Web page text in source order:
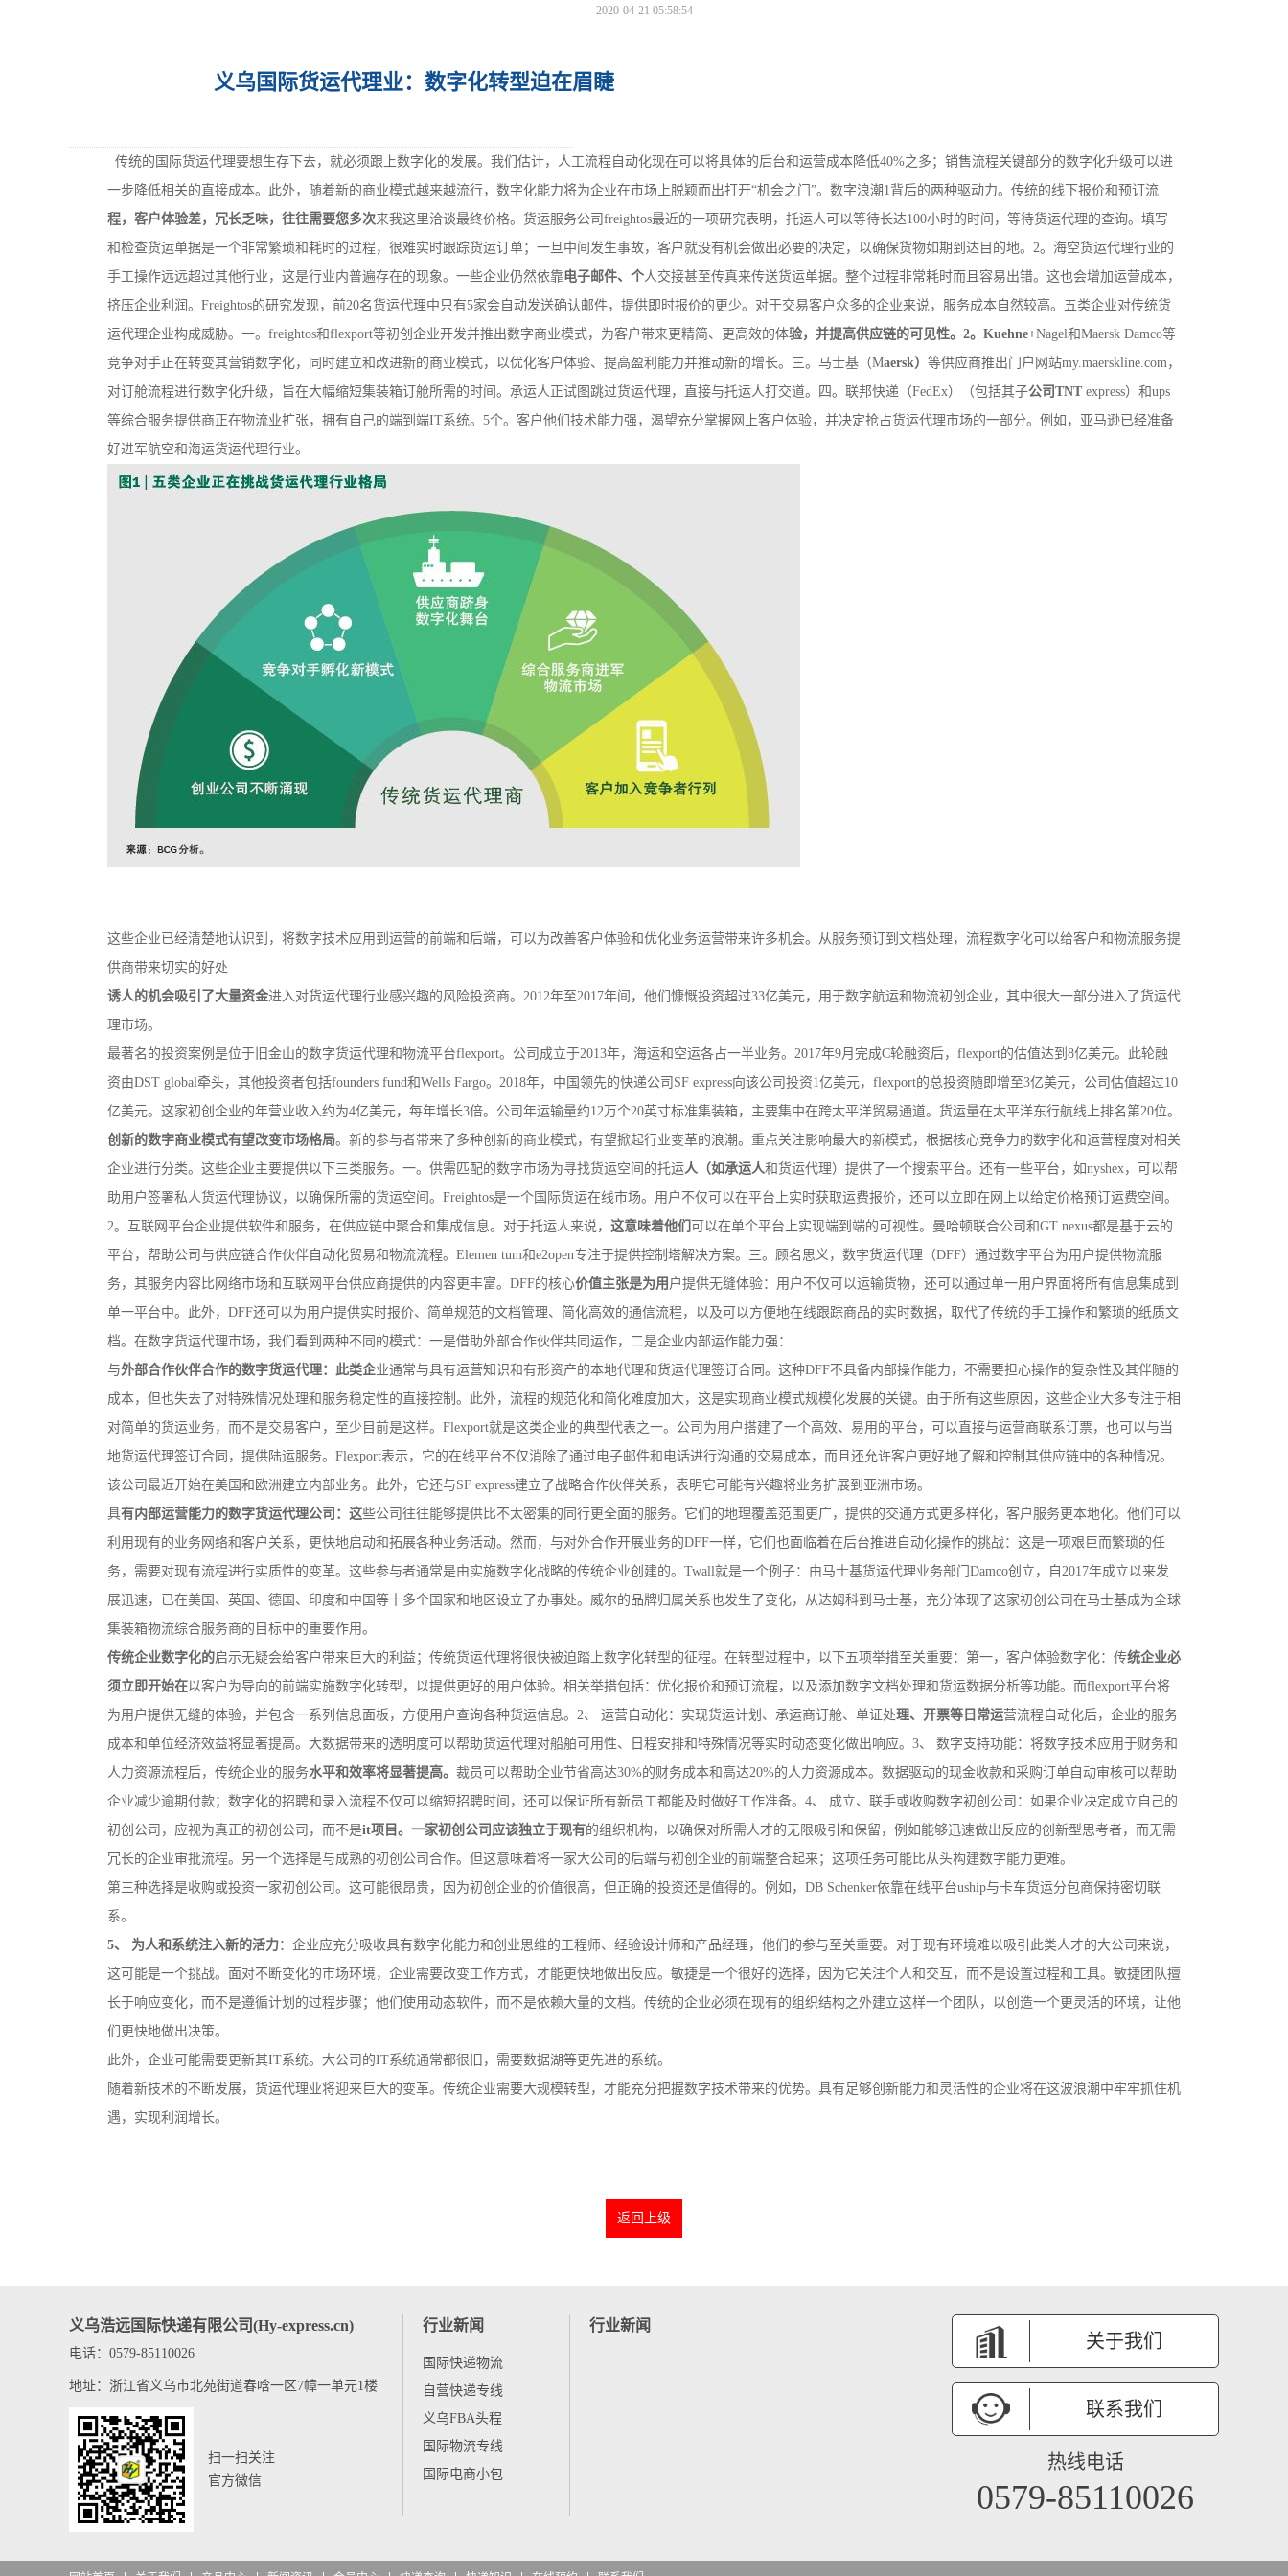
2020-04-21 05:58:54
义乌国际货运代理业：数字化转型迫在眉睫
传统的国际货运代理要想生存下去，就必须跟上数字化的发展。我们估计，人工流程自动化现在可以将具体的后台和运营成本降低40%之多；销售流程关键部分的数字化升级可以进
一步降低相关的直接成本。此外，随着新的商业模式越来越流行，数字化能力将为企业在市场上脱颖而出打开“机会之门”。数字浪潮1背后的两种驱动力。传统的线下报价和预订流
程，客户体验差，冗长乏味，往往需要您多次来我这里洽谈最终价格。货运服务公司freightos最近的一项研究表明，托运人可以等待长达100小时的时间，等待货运代理的查询。填写
和检查货运单据是一个非常繁琐和耗时的过程，很难实时跟踪货运订单；一旦中间发生事故，客户就没有机会做出必要的决定，以确保货物如期到达目的地。2。海空货运代理行业的
手工操作远远超过其他行业，这是行业内普遍存在的现象。一些企业仍然依靠电子邮件、个人交接甚至传真来传送货运单据。整个过程非常耗时而且容易出错。这也会增加运营成本，
挤压企业利润。Freightos的研究发现，前20名货运代理中只有5家会自动发送确认邮件，提供即时报价的更少。对于交易客户众多的企业来说，服务成本自然较高。五类企业对传统货
运代理企业构成威胁。一。freightos和flexport等初创企业开发并推出数字商业模式，为客户带来更精简、更高效的体验，并提高供应链的可见性。2。Kuehne+Nagel和Maersk Damco等
竞争对手正在转变其营销数字化，同时建立和改进新的商业模式，以优化客户体验、提高盈利能力并推动新的增长。三。马士基（Maersk） 等供应商推出门户网站my.maerskline.com，
对订舱流程进行数字化升级，旨在大幅缩短集装箱订舱所需的时间。承运人正试图跳过货运代理，直接与托运人打交道。四。联邦快递（FedEx）（包括其子公司TNT express）和ups
等综合服务提供商正在物流业扩张，拥有自己的端到端IT系统。5个。客户他们技术能力强，渴望充分掌握网上客户体验，并决定抢占货运代理市场的一部分。例如，亚马逊已经准备
好进军航空和海运货运代理行业。
这些企业已经清楚地认识到，将数字技术应用到运营的前端和后端，可以为改善客户体验和优化业务运营带来许多机会。从服务预订到文档处理，流程数字化可以给客户和物流服务提
供商带来切实的好处
诱人的机会吸引了大量资金进入对货运代理行业感兴趣的风险投资商。2012年至2017年间，他们慷慨投资超过33亿美元，用于数字航运和物流初创企业，其中很大一部分进入了货运代
理市场。
最著名的投资案例是位于旧金山的数字货运代理和物流平台flexport。公司成立于2013年，海运和空运各占一半业务。2017年9月完成C轮融资后，flexport的估值达到8亿美元。此轮融
资由DST global牵头，其他投资者包括founders fund和Wells Fargo。2018年，中国领先的快递公司SF express向该公司投资1亿美元，flexport的总投资随即增至3亿美元，公司估值超过10
亿美元。这家初创企业的年营业收入约为4亿美元，每年增长3倍。公司年运输量约12万个20英寸标准集装箱，主要集中在跨太平洋贸易通道。货运量在太平洋东行航线上排名第20位。
创新的数字商业模式有望改变市场格局。新的参与者带来了多种创新的商业模式，有望掀起行业变革的浪潮。重点关注影响最大的新模式，根据核心竞争力的数字化和运营程度对相关
企业进行分类。这些企业主要提供以下三类服务。一。供需匹配的数字市场为寻找货运空间的托运人（如承运人和货运代理）提供了一个搜索平台。还有一些平台，如nyshex，可以帮
助用户签署私人货运代理协议，以确保所需的货运空间。Freightos是一个国际货运在线市场。用户不仅可以在平台上实时获取运费报价，还可以立即在网上以给定价格预订运费空间。
2。互联网平台企业提供软件和服务，在供应链中聚合和集成信息。对于托运人来说， 这意味着他们 可以在单个平台上实现端到端的可视性。曼哈顿联合公司和GT nexus都是基于云的
平台，帮助公司与供应链合作伙伴自动化贸易和物流流程。Elemen tum和e2open专注于提供控制塔解决方案。三。顾名思义，数字货运代理（DFF）通过数字平台为用户提供物流服
务，其服务内容比网络市场和互联网平台供应商提供的内容更丰富。DFF的核心价值主张是为用 户提供无缝体验：用户不仅可以运输货物，还可以通过单一用户界面将所有信息集成到
单一平台中。此外，DFF还可以为用户提供实时报价、简单规范的文档管理、简化高效的通信流程，以及可以方便地在线跟踪商品的实时数据，取代了传统的手工操作和繁琐的纸质文
档。在数字货运代理市场，我们看到两种不同的模式：一是借助外部合作伙伴共同运作，二是企业内部运作能力强：
与外部合作伙伴合作的数字货运代理：此类企业通常与具有运营知识和有形资产的本地代理和货运代理签订合同。这种DFF不具备内部操作能力，不需要担心操作的复杂性及其伴随的
成本，但也失去了对特殊情况处理和服务稳定性的直接控制。此外，流程的规范化和简化难度加大，这是实现商业模式规模化发展的关键。由于所有这些原因，这些企业大多专注于相
对简单的货运业务，而不是交易客户，至少目前是这样。Flexport就是这类企业的典型代表之一。公司为用户搭建了一个高效、易用的平台，可以直接与运营商联系订票，也可以与当
地货运代理签订合同，提供陆运服务。Flexport表示，它的在线平台不仅消除了通过电子邮件和电话进行沟通的交易成本，而且还允许客户更好地了解和控制其供应链中的各种情况。
该公司最近开始在美国和欧洲建立内部业务。此外，它还与SF express建立了战略合作伙伴关系，表明它可能有兴趣将业务扩展到亚洲市场。
具有内部运营能力的数字货运代理公司：这些公司往往能够提供比不太密集的同行更全面的服务。它们的地理覆盖范围更广，提供的交通方式更多样化，客户服务更本地化。他们可以
利用现有的业务网络和客户关系，更快地启动和拓展各种业务活动。然而，与对外合作开展业务的DFF一样，它们也面临着在后台推进自动化操作的挑战：这是一项艰巨而繁琐的任
务，需要对现有流程进行实质性的变革。这些参与者通常是由实施数字化战略的传统企业创建的。Twall就是一个例子：由马士基货运代理业务部门Damco创立，自2017年成立以来发
展迅速，已在美国、英国、德国、印度和中国等十多个国家和地区设立了办事处。威尔的品牌归属关系也发生了变化，从达姆科到马士基，充分体现了这家初创公司在马士基成为全球
集装箱物流综合服务商的目标中的重要作用。
传统企业数字化的启示无疑会给客户带来巨大的利益；传统货运代理将很快被迫踏上数字化转型的征程。在转型过程中，以下五项举措至关重要：第一，客户体验数字化：传统企业必
须立即开始在以客户为导向的前端实施数字化转型，以提供更好的用户体验。相关举措包括：优化报价和预订流程，以及添加数字文档处理和货运数据分析等功能。而flexport平台将
为用户提供无缝的体验，并包含一系列信息面板，方便用户查询各种货运信息。2、 运营自动化：实现货运计划、承运商订舱、单证处理、开票等日常运营流程自动化后，企业的服务
成本和单位经济效益将显著提高。大数据带来的透明度可以帮助货运代理对船舶可用性、日程安排和特殊情况等实时动态变化做出响应。3、 数字支持功能：将数字技术应用于财务和
人力资源流程后，传统企业的服务水平和效率将显著提高。 裁员可以帮助企业节省高达30%的财务成本和高达20%的人力资源成本。数据驱动的现金收款和采购订单自动审核可以帮助
企业减少逾期付款；数字化的招聘和录入流程不仅可以缩短招聘时间，还可以保证所有新员工都能及时做好工作准备。4、 成立、联手或收购数字初创公司：如果企业决定成立自己的
初创公司，应视为真正的初创公司，而不是it项目。一家初创公司应该独立于现有的组织机构，以确保对所需人才的无限吸引和保留，例如能够迅速做出反应的创新型思考者，而无需
冗长的企业审批流程。另一个选择是与成熟的初创公司合作。但这意味着将一家大公司的后端与初创企业的前端整合起来；这项任务可能比从头构建数字能力更难。
第三种选择是收购或投资一家初创公司。这可能很昂贵，因为初创企业的价值很高，但正确的投资还是值得的。例如，DB Schenker依靠在线平台uship与卡车货运分包商保持密切联
系。
5、 为人和系统注入新的活力：企业应充分吸收具有数字化能力和创业思维的工程师、经验设计师和产品经理，他们的参与至关重要。对于现有环境难以吸引此类人才的大公司来说，
这可能是一个挑战。面对不断变化的市场环境，企业需要改变工作方式，才能更快地做出反应。敏捷是一个很好的选择，因为它关注个人和交互，而不是设置过程和工具。敏捷团队擅
长于响应变化，而不是遵循计划的过程步骤；他们使用动态软件，而不是依赖大量的文档。传统的企业必须在现有的组织结构之外建立这样一个团队，以创造一个更灵活的环境，让他
们更快地做出决策。
此外，企业可能需要更新其IT系统。大公司的IT系统通常都很旧，需要数据湖等更先进的系统。
随着新技术的不断发展，货运代理业将迎来巨大的变革。传统企业需要大规模转型，才能充分把握数字技术带来的优势。具有足够创新能力和灵活性的企业将在这波浪潮中牢牢抓住机
遇，实现利润增长。
返回上级
义乌浩远国际快递有限公司(Hy-express.cn)
电话：0579-85110026
地址：浙江省义乌市北苑街道春唅一区7幛一单元1楼
扫一扫关注
官方微信
行业新闻
国际快递物流
自营快递专线
义乌FBA头程
国际物流专线
国际电商小包
行业新闻
关于我们
联系我们
热线电话
0579-85110026